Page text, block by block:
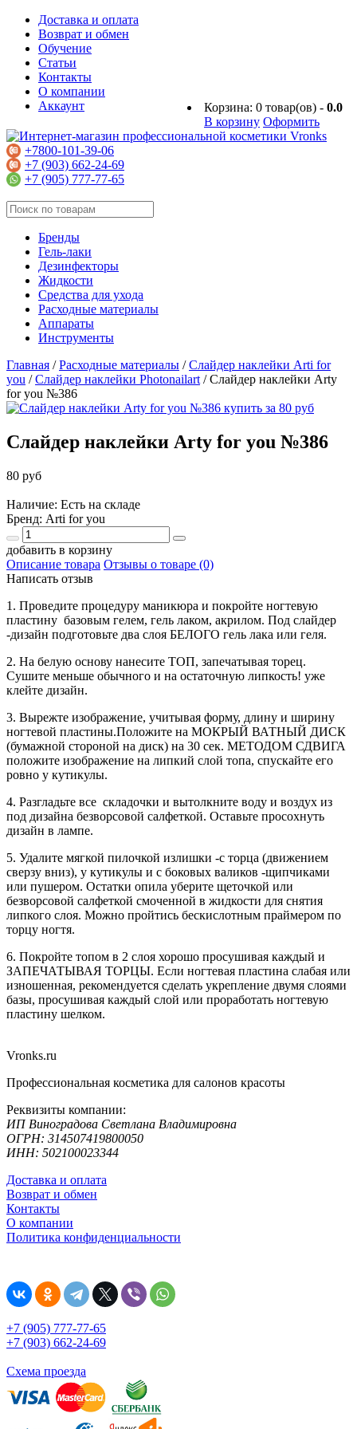
Доставка и оплата
Возврат и обмен
Обучение
Статьи
Контакты
О компании
Корзина: 0 товар(ов) - 0.0
В корзину Оформить
Аккаунт
+7800-101-39-06
+7 (903) 662-24-69
+7 (905) 777-77-65
Бренды
Гель-лаки
Дезинфекторы
Жидкости
Средства для ухода
Расходные материалы
Аппараты
Инструменты
Главная /Расходные материалы /Слайдер наклейки Arti for
you /Слайдер наклейки Photonailart /Слайдер наклейки Arty
for you №386
Слайдер наклейки Arty for you №386
80 руб
Наличие: Есть на складе
Бренд: Arti for you
добавить в корзину
Описание товара Отзывы о товаре (0)
Написать отзыв
1. Проведите процедуру маникюра и покройте ногтевую
пластину базовым гелем, гель лаком, акрилом. Под слайдер
-дизайн подготовьте два слоя БЕЛОГО гель лака или геля.
2. На белую основу нанесите ТОП, запечатывая торец.
Сушите меньше обычного и на остаточную липкость! уже
клейте дизайн.
3. Вырежте изображение, учитывая форму, длину и ширину
ногтевой пластины.Положите на МОКРЫЙ ВАТНЫЙ ДИСК
(бумажной стороной на диск) на 30 сек. МЕТОДОМ СДВИГА
положите изображение на липкий слой топа, спускайте его
ровно у кутикулы.
4. Разгладьте все складочки и вытолкните воду и воздух из
под дизайна безворсовой салфеткой. Оставьте просохнуть
дизайн в лампе.
5. Удалите мягкой пилочкой излишки -с торца (движением
сверзу вниз), у кутикулы и с боковых валиков -щипчиками
или пушером. Остатки опила уберите щеточкой или
безворсовой салфеткой смоченной в жидкости для снятия
липкого слоя. Можно пройтись бескислотным праймером по
торцу ногтя.
6. Покройте топом в 2 слоя хорошо просушивая каждый и
ЗАПЕЧАТЫВАЯ ТОРЦЫ. Если ногтевая пластина слабая или
изношенная, рекомендуется сделать укрепление двумя слоями
базы, просушивая каждый слой или проработать ногтевую
пластину шелком.
Vronks.ru
Профессиональная косметика для салонов красоты
Реквизиты компании:
ИП Виноградова Светлана Владимировна
ОГРН: 314507419800050
ИНН: 502100023344
Доставка и оплата
Возврат и обмен
Контакты
О компании
Политика конфиденциальности
+7 (905) 777-77-65
+7 (903) 662-24-69
Схема проезда